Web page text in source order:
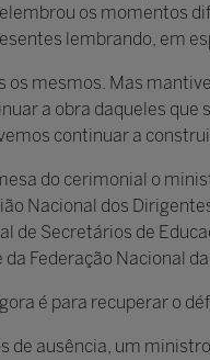
os momentos
lembrando, em
os mesmos. Mas
a obra daqueles que
continuar a
do cerimonial o
Nacional dos
de Secretários de
Federação Nacional
é para recuperar o
de ausência, um